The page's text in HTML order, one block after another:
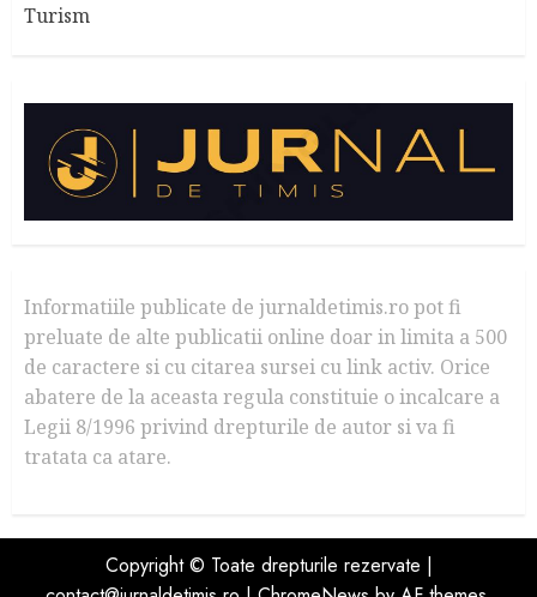
Turism
Informatiile publicate de jurnaldetimis.ro pot fi
preluate de alte publicatii online doar in limita a 500
de caractere si cu citarea sursei cu link activ. Orice
abatere de la aceasta regula constituie o incalcare a
Legii 8/1996 privind drepturile de autor si va fi
tratata ca atare.
Copyright © Toate drepturile rezervate |